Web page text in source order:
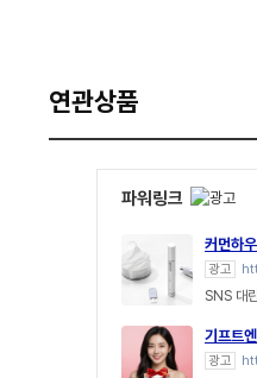
연관상품
파워링크
커먼하
광고
SNS 대
기프트
광고